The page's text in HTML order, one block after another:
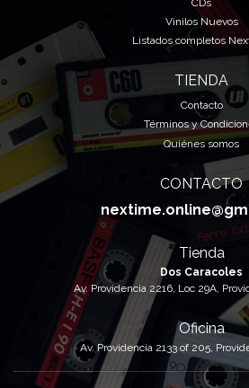
CDs
Vinilos Nuevos
Listados completos
TIENDA
Contacto
Términos y
Quiénes somos
CONTACTO
Tienda
Dos Caracoles
Av. Providencia 2216, Loc 29A,
Oficina
Av. Providencia 2133 of 205,